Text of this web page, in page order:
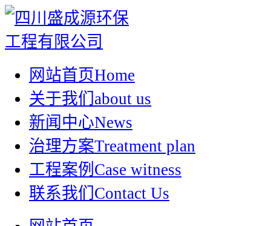
网站首页Home
关于我们 about us
新闻中心News
治理方案Treatment plan
工程案例 Case witness
联系我们 Contact Us